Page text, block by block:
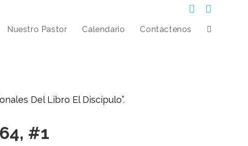
Nuestro Pastor Calendario Contáctenos
#1